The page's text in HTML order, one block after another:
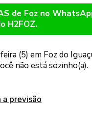
de Foz no
H2FOZ.
(5) em Foz do
não está sozinho(a).
previsão